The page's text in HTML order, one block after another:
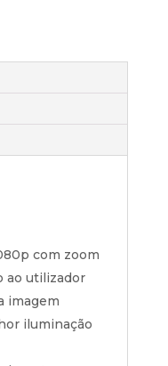
com zoom
ao utilizador
imagem
iluminação